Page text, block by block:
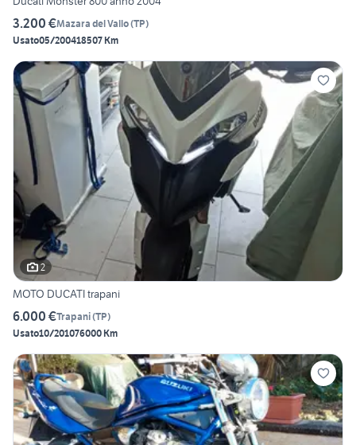
3.200 €Mazara del Vallo(TP)
Usato05/200418507 Km
2
MOTO DUCATI trapani
6.000 €Trapani(TP)
Usato10/201076000 Km